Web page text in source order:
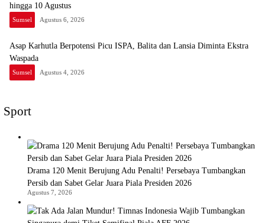
hingga 10 Agustus
Sumsel Agustus 6, 2026
Asap Karhutla Berpotensi Picu ISPA, Balita dan Lansia Diminta Ekstra
Waspada
Sumsel Agustus 4, 2026
Sport
Drama 120 Menit Berujung Adu Penalti! Persebaya Tumbangkan
Persib dan Sabet Gelar Juara Piala Presiden 2026
Agustus 7, 2026